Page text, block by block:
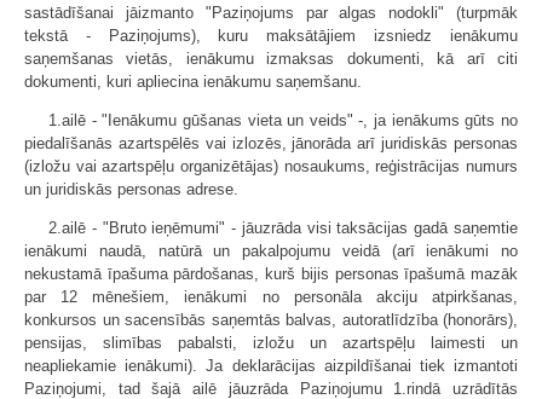
sastādīšanai jāizmanto "Paziņojums par algas nodokli" (turpmāk
tekstā - Paziņojums), kuru maksātājiem izsniedz ienākumu
saņemšanas vietās, ienākumu izmaksas dokumenti, kā arī citi
dokumenti, kuri apliecina ienākumu saņemšanu.
1.ailē - "Ienākumu gūšanas vieta un veids" -, ja ienākums gūts no
piedalīšanās azartspēlēs vai izlozēs, jānorāda arī juridiskās personas
(izložu vai azartspēļu organizētājas) nosaukums, reģistrācijas numurs
un juridiskās personas adrese.
2.ailē - "Bruto ieņēmumi" - jāuzrāda visi taksācijas gadā saņemtie
ienākumi naudā, natūrā un pakalpojumu veidā (arī ienākumi no
nekustamā īpašuma pārdošanas, kurš bijis personas īpašumā mazāk
par 12 mēnešiem, ienākumi no personāla akciju atpirkšanas,
konkursos un sacensībās saņemtās balvas, autoratlīdzība (honorārs),
pensijas, slimības pabalsti, izložu un azartspēļu laimesti un
neapliekamie ienākumi). Ja deklarācijas aizpildīšanai tiek izmantoti
Paziņojumi, tad šajā ailē jāuzrāda Paziņojumu 1.rindā uzrādītās